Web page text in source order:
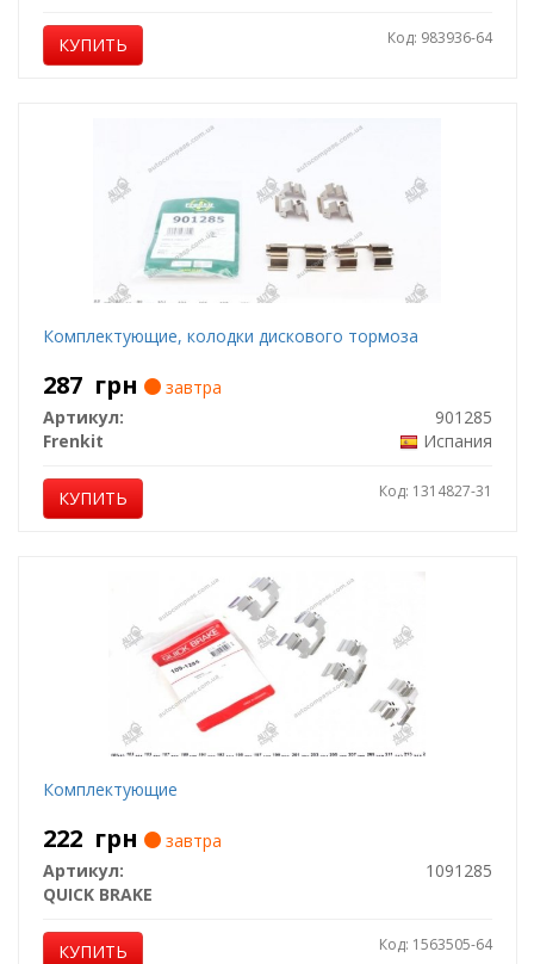
КУПИТЬ Код: 983936-64
Комплектующие, колодки дискового тормоза
287 грн
завтра
Артикул:
901285
Frenkit
Испания
КУПИТЬ Код: 1314827-31
Комплектующие
222 грн
завтра
Артикул:
1091285
QUICK BRAKE
КУПИТЬ Код: 1563505-64